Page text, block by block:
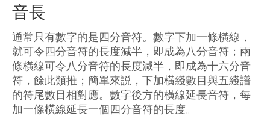
音長
通常只有數字的是四分音符。數字下加一條橫線，
就可令四分音符的長度減半，即成為八分音符；兩
條橫線可令八分音符的長度減半，即成為十六分音
符，餘此類推；簡單來説，下加橫綫數目與五綫譜
的符尾數目相對應。數字後方的橫線延長音符，每
加一條橫線延長一個四分音符的長度。